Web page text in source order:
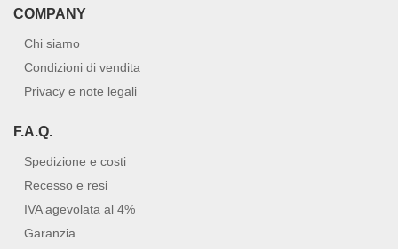
COMPANY
Chi siamo
Condizioni di vendita
Privacy e note legali
F.A.Q.
Spedizione e costi
Recesso e resi
IVA agevolata al 4%
Garanzia